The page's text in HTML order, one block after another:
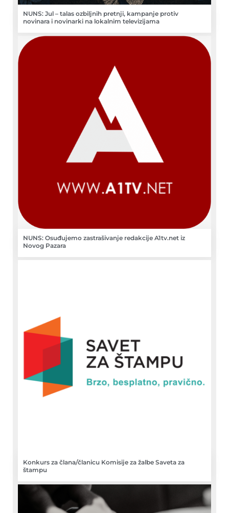
NUNS: Jul – talas ozbiljnih pretnji, kampanje protiv
novinara i novinarki na lokalnim televizijama
NUNS: Osuđujemo zastrašivanje redakcije A1tv.net iz
Novog Pazara
Konkurs za člana/članicu Komisije za žalbe Saveta za
štampu